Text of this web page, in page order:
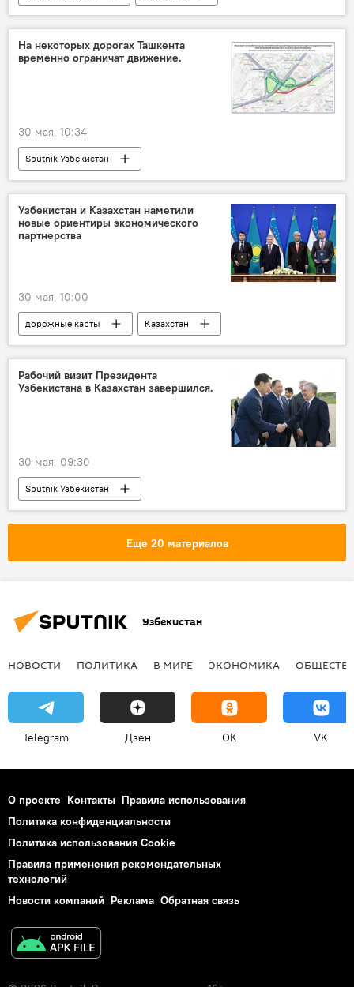
Европа
Украина
В мире
Армения
На некоторых дорогах Ташкента
временно ограничат движение.
30 мая, 10:34
Sputnik Узбекистан
Узбекистан и Казахстан наметили
новые ориентиры экономического
партнерства
30 мая, 10:00
дорожные карты
Казахстан
Узбекистан
рабочий визит
Шавкат Мирзиёев
президент Узбекистана
Рабочий визит Президента
Узбекистана в Казахстан завершился.
30 мая, 09:30
Sputnik Узбекистан
Еще 20 материалов
Узбекистан
НОВОСТИ ПОЛИТИКА В МИРЕ ЭКОНОМИКА
Telegram Дзен OK VK
О проекте Контакты Правила использования
Политика конфиденциальности
Политика использования Cookie
Правила применения рекомендательных
технологий
Новости компаний Реклама Обратная связь